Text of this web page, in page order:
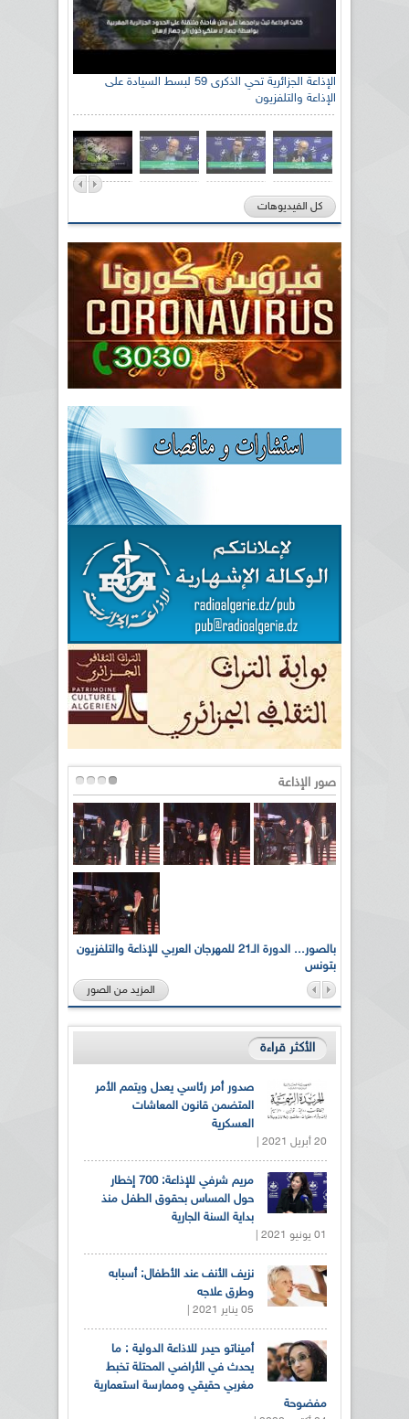
الإذاعة الجزائرية تحي الذكرى 59 لبسط السيادة على
الإذاعة والتلفزيون
كل الفيديوهات
صور الإذاعة
بالصور... الدورة الـ21 للمهرجان العربي للإذاعة والتلفزيون
بتونس
المزيد من الصور
الأكثر قراءة
صدور أمر رئاسي يعدل ويتمم الأمر
المتضمن قانون المعاشات
العسكرية
20 أبريل 2021 |
مريم شرفي للإذاعة: 700 إخطار
حول المساس بحقوق الطفل منذ
بداية السنة الجارية
01 يونيو 2021 |
نزيف الأنف عند الأطفال: أسبابه
وطرق علاجه
05 يناير 2021 |
أميناتو حيدر للاذاعة الدولية : ما
يحدث في الأراضي المحتلة تخبط
مغربي حقيقي وممارسة استعمارية
مفضوحة